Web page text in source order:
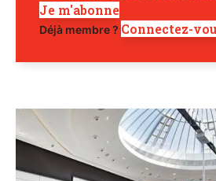
Je m'abonne
Déjà membre ? Connectez-